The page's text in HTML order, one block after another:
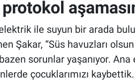
ile suyun bir arada
Şakar, “Süs havuzları
sorunlar yaşanıyor.
çocuklarımızı